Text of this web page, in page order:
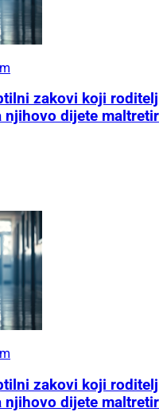
zakovi koji
njihovo dijete
zakovi koji
njihovo dijete